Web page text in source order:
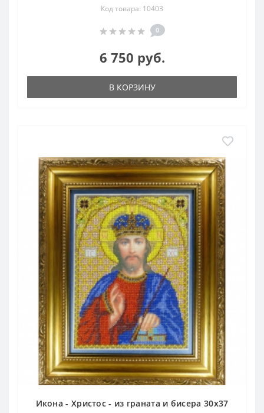
Код товара: 10403
0
6 750 руб.
В КОРЗИНУ
Икона - Христос - из граната и бисера 30х37